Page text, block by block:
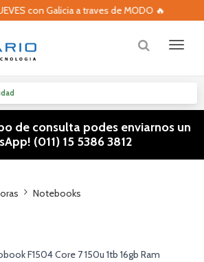
con Galicia a traves de MODO 🔥
de consulta podes enviarnos un
(011) 15 5386 3812
Notebooks